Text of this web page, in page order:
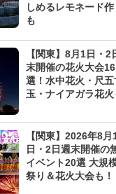
しめるレモネード作
も
【関東】8月1日・2
末開催の花火大会16
選！水中花火・尺五
玉・ナイアガラ花火
【関東】2026年8月
日・2日週末開催の
イベント20選 大規
祭り＆花火大会も！